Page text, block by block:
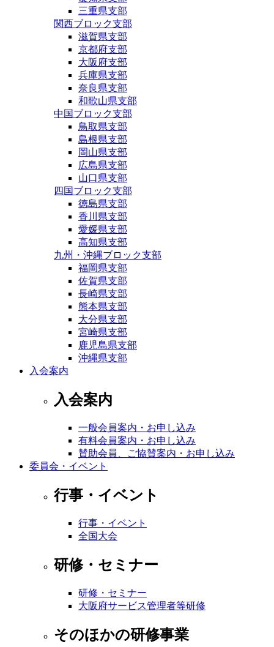
三重県支部
関西ブロック支部
滋賀県支部
京都府支部
大阪府支部
兵庫県支部
奈良県支部
和歌山県支部
中国ブロック支部
鳥取県支部
島根県支部
岡山県支部
広島県支部
山口県支部
四国ブロック支部
徳島県支部
香川県支部
愛媛県支部
高知県支部
九州・沖縄ブロック支部
福岡県支部
佐賀県支部
長崎県支部
熊本県支部
大分県支部
宮崎県支部
鹿児島県支部
沖縄県支部
入会案内
入会案内
一般会員案内・お申し込み
有料会員案内・お申し込み
賛助会員、ご協賛案内・お申し込み
委員会・イベント
行事・イベント
行事・イベント
全国大会
研修・セミナー
研修・セミナー
大阪府サービス管理者等研修
そのほかの研修事業